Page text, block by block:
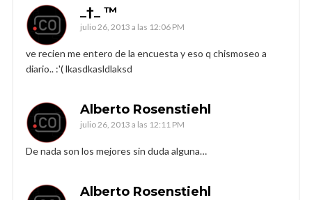
_†_ ™
julio 26, 2013 a las 12:06 PM
ve recien me entero de la encuesta y eso q chismoseo a
diario.. :'( lkasdkasldlaksd
Alberto Rosenstiehl
julio 26, 2013 a las 12:11 PM
De nada son los mejores sin duda alguna…
Alberto Rosenstiehl